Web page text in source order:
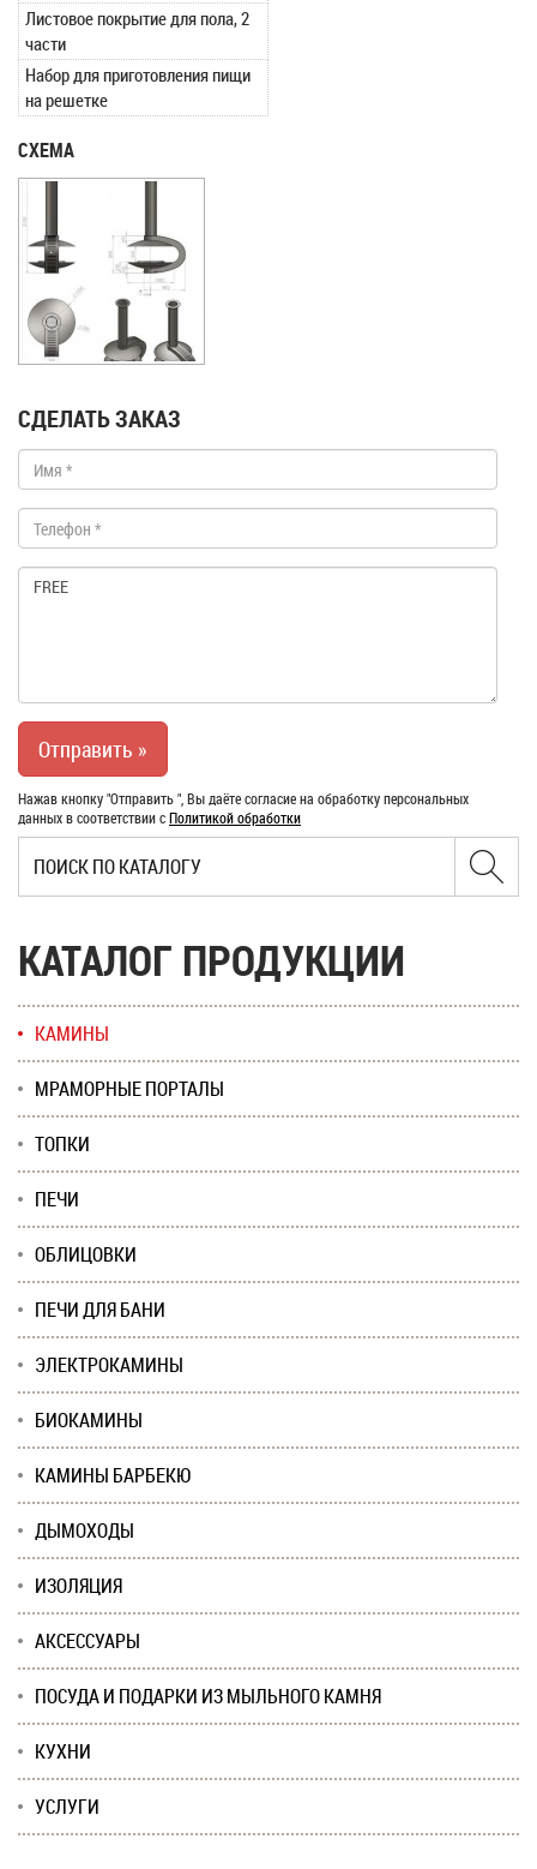
Листовое покрытие для пола, 2
части
Набор для приготовления пищи
на решетке
СХЕМА
СДЕЛАТЬ ЗАКАЗ
Нажав кнопку "Отправить ", Вы даёте согласие на обработку персональных
данных в соответствии сПолитикой обработки
КАТАЛОГ ПРОДУКЦИИ
КАМИНЫ
МРАМОРНЫЕ ПОРТАЛЫ
ТОПКИ
ПЕЧИ
ОБЛИЦОВКИ
ПЕЧИ ДЛЯ БАНИ
ЭЛЕКТРОКАМИНЫ
БИОКАМИНЫ
КАМИНЫ БАРБЕКЮ
ДЫМОХОДЫ
ИЗОЛЯЦИЯ
АКСЕССУАРЫ
ПОСУДА И ПОДАРКИ ИЗ МЫЛЬНОГО КАМНЯ
КУХНИ
УСЛУГИ